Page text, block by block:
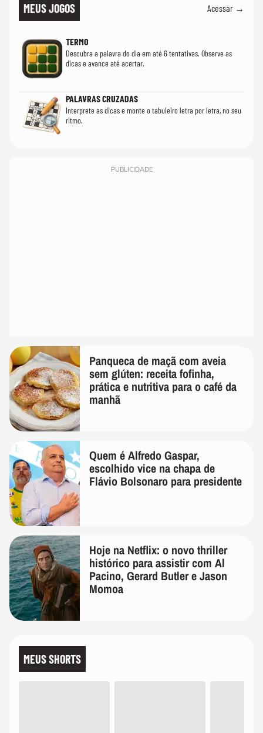
MEUS JOGOS Acessar →
TERMO
Descubra a palavra do dia em até 6 tentativas. Observe as
dicas e avance até acertar.
PALAVRAS CRUZADAS
Interprete as dicas e monte o tabuleiro letra por letra, no seu
ritmo.
PUBLICIDADE
Panqueca de maçã com aveia
sem glúten: receita fofinha,
prática e nutritiva para o café da
manhã
Quem é Alfredo Gaspar,
escolhido vice na chapa de
Flávio Bolsonaro para presidente
Hoje na Netflix: o novo thriller
histórico para assistir com Al
Pacino, Gerard Butler e Jason
Momoa
MEUS SHORTS